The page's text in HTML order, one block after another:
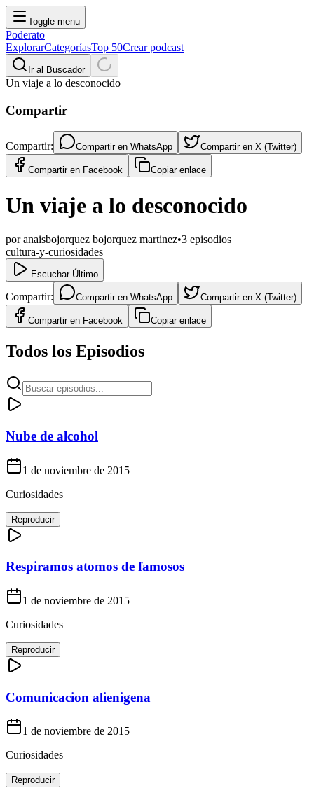
Toggle menu
Poderato
ExplorarCategoríasTop 50Crear podcast
Ir al Buscador
Un viaje a lo desconocido
Compartir
Compartir: Compartir en WhatsApp Compartir en X (Twitter)
Compartir en Facebook Copiar enlace
Un viaje a lo desconocido
poranaisbojorquez bojorquez martinez•3 episodios
cultura-y-curiosidades
Escuchar Último
Compartir: Compartir en WhatsApp Compartir en X (Twitter)
Compartir en Facebook Copiar enlace
Todos los Episodios
Nube de alcohol
1 de noviembre de 2015
Curiosidades
Reproducir
Respiramos atomos de famosos
1 de noviembre de 2015
Curiosidades
Reproducir
Comunicacion alienigena
1 de noviembre de 2015
Curiosidades
Reproducir